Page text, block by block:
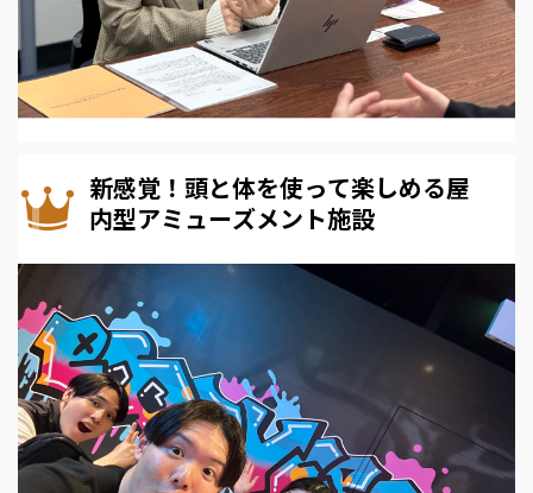
新感覚！頭と体を使って楽しめる屋
内型アミューズメント施設